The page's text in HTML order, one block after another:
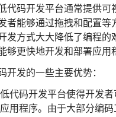
| 库存管控 | 物流监控 | 风险监测
| 要素提取 | 自动立案 | 流程智动
化
| 自动报税 | 自动存单 | 智能审计
代码开发平台通常提供可
者能够通过拖拽和配置等
发方式大大降低了编程的
够更快地开发和部署应用
开发的一些主要优势：
代码开发平台使得开发
用程序。由于大部分编